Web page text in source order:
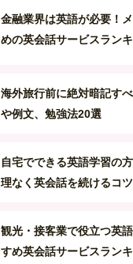
金融業界は英語が必要！
めの英会話サービスラン
海外旅行前に絶対暗記す
や例文、勉強法20選
自宅でできる英語学習の
理なく英会話を続けるコ
観光・接客業で役立つ英
すめ英会話サービスラン